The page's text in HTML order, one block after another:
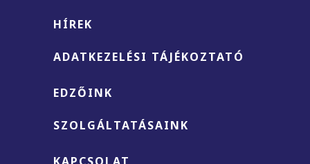
HÍREK
ADATKEZELÉSI TÁJÉKOZTATÓ
EDZŐINK
SZOLGÁLTATÁSAINK